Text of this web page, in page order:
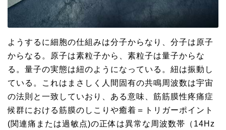
ようするに細胞の仕組みは分子からなり、分子は原子
からなる。原子は素粒子から、素粒子は量子からな
る。量子の実態は紐のようになっている。紐は振動し
ている。これはまさしく人間固有の共鳴周波数は宇宙
の法則と一致していおり、ある意味、筋筋膜性疼痛症
候群における筋膜のしこりや癒着＝トリガーポイント
(関連痛または過敏点)の正体は異常な周波数帯（14Hz